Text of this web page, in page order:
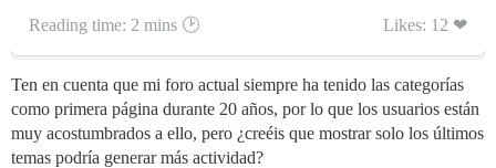
Reading time: 2 mins 🕑 Likes: 12 ❤
Ten en cuenta que mi foro actual siempre ha tenido las categorías
como primera página durante 20 años, por lo que los usuarios están
muy acostumbrados a ello, pero ¿creéis que mostrar solo los últimos
temas podría generar más actividad?